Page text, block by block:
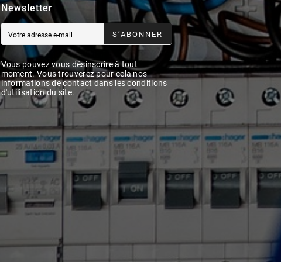
Newsletter
S’ABONNER
Vous pouvez vous désinscrire à tout
moment. Vous trouverez pour cela nos
informations de contact dans les conditions
d'utilisation du site.